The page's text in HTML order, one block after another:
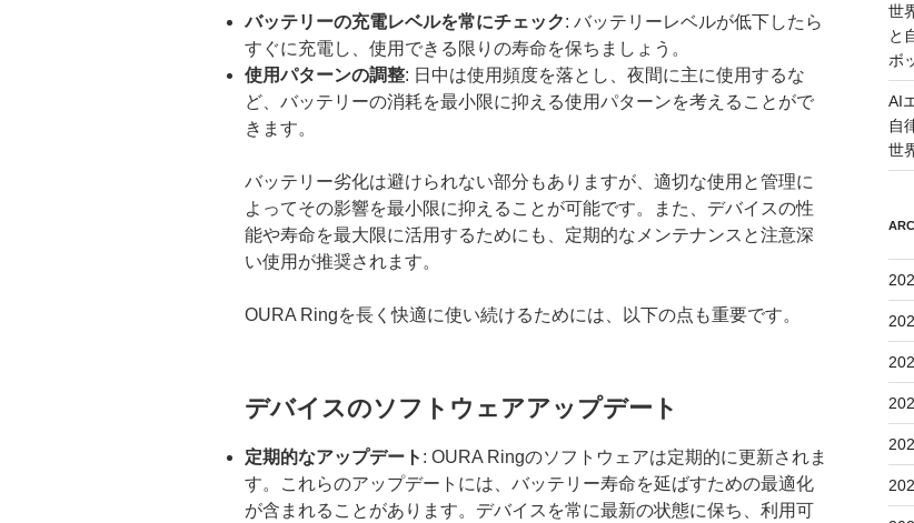
バッテリーの充電レベルを常にチェック: バッテリーレベルが低下したら
すぐに充電し、使用できる限りの寿命を保ちましょう。
使用パターンの調整: 日中は使用頻度を落とし、夜間に主に使用するな
ど、バッテリーの消耗を最小限に抑える使用パターンを考えることがで
きます。
バッテリー劣化は避けられない部分もありますが、適切な使用と管理に
よってその影響を最小限に抑えることが可能です。また、デバイスの性
能や寿命を最大限に活用するためにも、定期的なメンテナンスと注意深
い使用が推奨されます。
OURA Ringを長く快適に使い続けるためには、以下の点も重要です。
デバイスのソフトウェアアップデート
定期的なアップデート : OURA Ringのソフトウェアは定期的に更新されま
す。これらのアップデートには、バッテリー寿命を延ばすための最適化
が含まれることがあります。デバイスを常に最新の状態に保ち、利用可
世
と
ボ
AI
自
世